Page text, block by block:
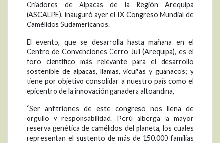
Criadores de Alpacas de la Región Arequipa
(ASCALPE), inauguró ayer el IX Congreso Mundial de
Camélidos Sudamericanos.
El evento, que se desarrolla hasta mañana en el
Centro de Convenciones Cerro Juli (Arequipa), es el
foro científico más relevante para el desarrollo
sostenible de alpacas, llamas, vicuñas y guanacos; y
tiene por objetivo consolidar a nuestro país como el
epicentro de la innovación ganadera altoandina,
“Ser anfitriones de este congreso nos llena de
orgullo y responsabilidad. Perú alberga la mayor
reserva genética de camélidos del planeta, los cuales
representan el sustento de más de 150.000 familias